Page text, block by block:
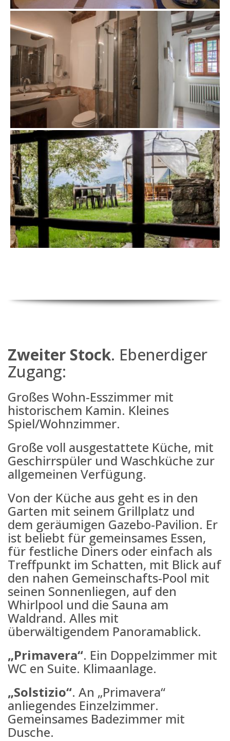
Zweiter Stock. Ebenerdiger
Zugang:
Großes Wohn-Esszimmer mit
historischem Kamin. Kleines
Spiel/Wohnzimmer.
Große voll ausgestattete Küche, mit
Geschirrspüler und Waschküche zur
allgemeinen Verfügung.
Von der Küche aus geht es in den
Garten mit seinem Grillplatz und
dem geräumigen Gazebo-Pavilion. Er
ist beliebt für gemeinsames Essen,
für festliche Diners oder einfach als
Treffpunkt im Schatten, mit Blick auf
den nahen Gemeinschafts-Pool mit
seinen Sonnenliegen, auf den
Whirlpool und die Sauna am
Waldrand. Alles mit
überwältigendem Panoramablick.
„Primavera“. Ein Doppelzimmer mit
WC en Suite. Klimaanlage.
„Solstizio“. An „Primavera“
anliegendes Einzelzimmer.
Gemeinsames Badezimmer mit
Dusche.